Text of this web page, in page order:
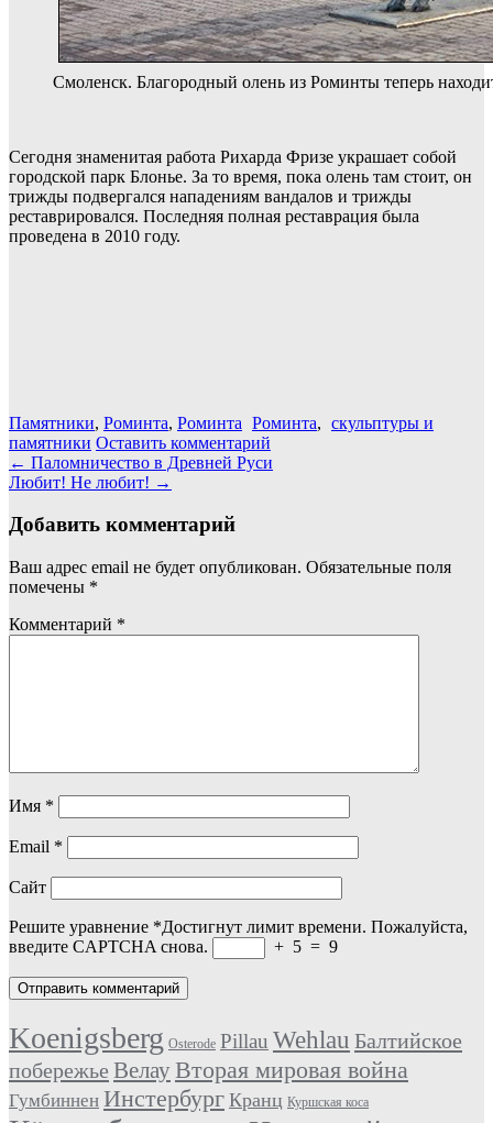
Смоленск. Благородный олень из Роминты теперь
Сегодня знаменитая работа Рихарда Фризе украшает собой
городской парк Блонье. За то время, пока олень там стоит, он
трижды подвергался нападениям вандалов и трижды
реставрировался. Последняя полная реставрация была
проведена в 2010 году.
Памятники, Роминта, Роминта Роминта, скульптуры и
памятники Оставить комментарий
Навигация
по
записям
← Паломничество в Древней Руси
Любит! Не любит! →
Добавить комментарий
Ваш адрес email не будет опубликован. Обязательные поля
помечены *
Комментарий *
Имя *
Email *
Сайт
Решите уравнение *Достигнут лимит времени. Пожалуйста,
введите CAPTCHA снова.
+ 5 = 9
Koenigsberg Osterode Pillau Wehlau Балтийское
побережье ВелауВторая мировая война
Гумбиннен Инстербург Кранц Куршская коса